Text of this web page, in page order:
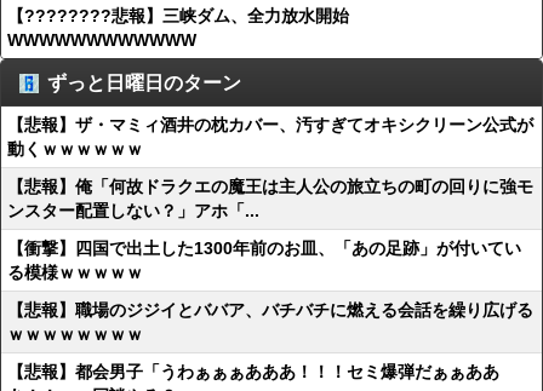
【????????悲報】三峡ダム、全力放水開始
WWWWWWWWWWWW
ずっと日曜日のターン
【悲報】ザ・マミィ酒井の枕カバー、汚すぎてオキシクリーン公式が
動くｗｗｗｗｗｗ
【悲報】俺「何故ドラクエの魔王は主人公の旅立ちの町の回りに強モ
ンスター配置しない？」アホ「...
【衝撃】四国で出土した1300年前のお皿、「あの足跡」が付いてい
る模様ｗｗｗｗｗ
【悲報】職場のジジイとババア、バチバチに燃える会話を繰り広げる
ｗｗｗｗｗｗｗｗ
【悲報】都会男子「うわぁぁぁあああ！！！セミ爆弾だぁぁああ